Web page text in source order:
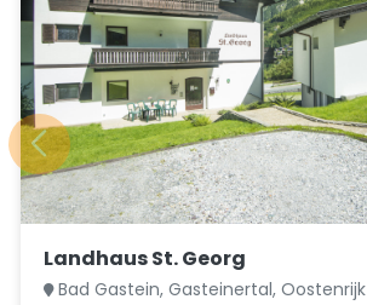
Landhaus St. Georg
Bad Gastein, Gasteinertal, Oostenrijk